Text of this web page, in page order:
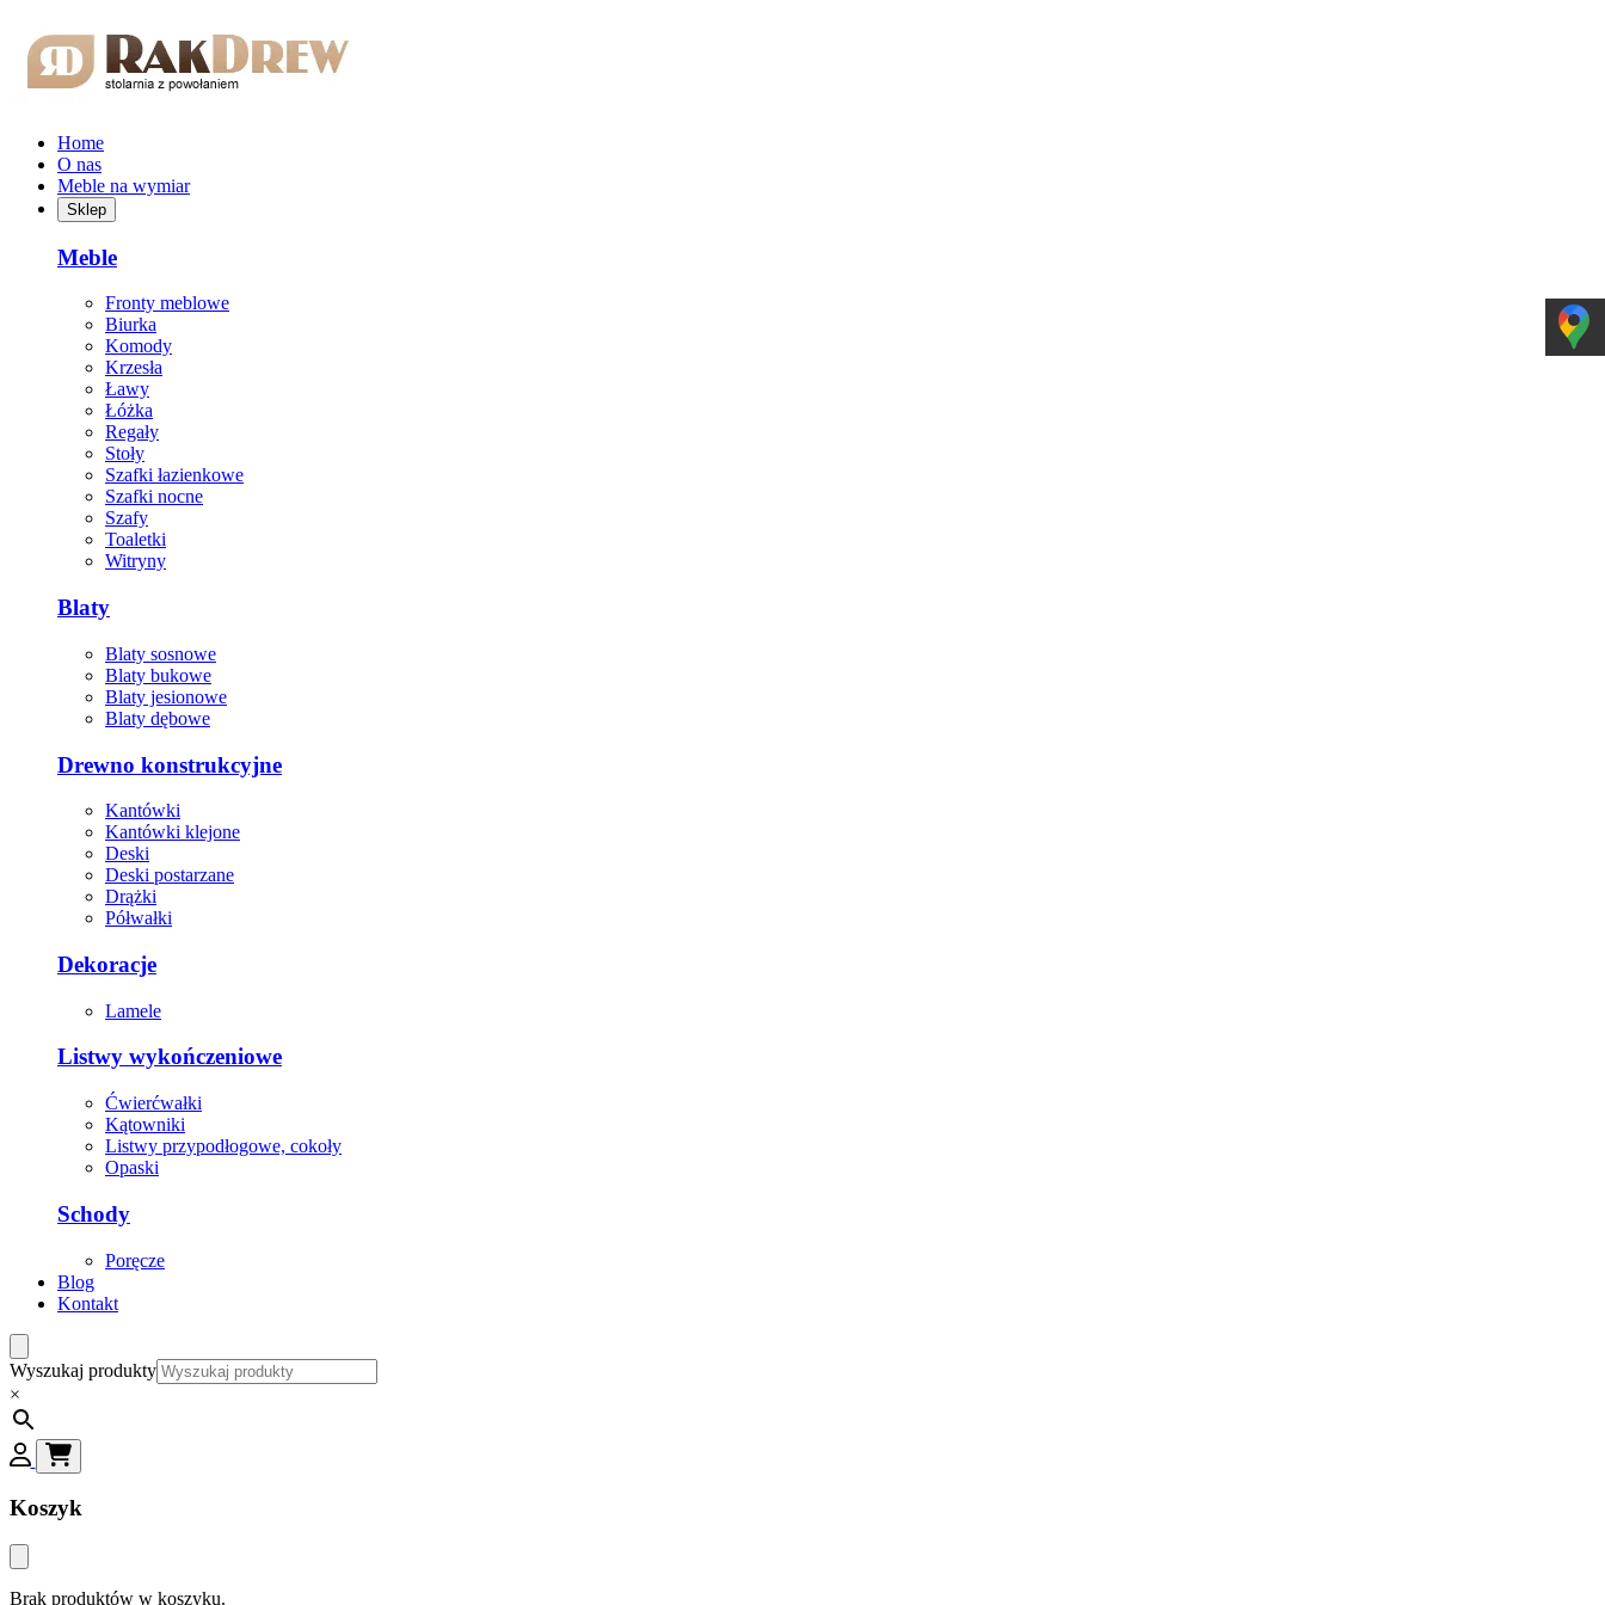
Home
O nas
Meble na wymiar
Sklep
Meble
Fronty meblowe
Biurka
Komody
Krzesła
Ławy
Łóżka
Regały
Stoły
Szafki łazienkowe
Szafki nocne
Szafy
Toaletki
Witryny
Blaty
Blaty sosnowe
Blaty bukowe
Blaty jesionowe
Blaty dębowe
Drewno konstrukcyjne
Kantówki
Kantówki klejone
Deski
Deski postarzane
Drążki
Półwałki
Dekoracje
Lamele
Listwy wykończeniowe
Ćwierćwałki
Kątowniki
Listwy przypodłogowe, cokoły
Opaski
Schody
Poręcze
Blog
Kontakt
Wyszukaj produkty
×
Koszyk
Brak produktów w koszyku.